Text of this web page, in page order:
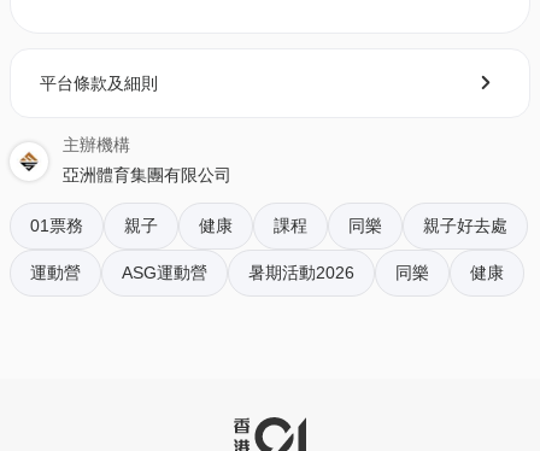
適合任何初學學員
此訓練營旨在訓練學員的攻擊技能、防守技能和戰
術運用，以增強整個球隊的攻防能力。
教練 - 王佳曦 (Coach Kai Hei)
早鳥69折 至7月1日 - $912 | 原價$1,320
此訓練營旨在訓練學員的攻擊技能、防守技能和戰
平台條款及細則
主辦機構
亞洲體育集團有限公司
01票務 親子 健康 課程 同樂 親子好去處
運動營 ASG運動營 暑期活動2026 同樂 健康